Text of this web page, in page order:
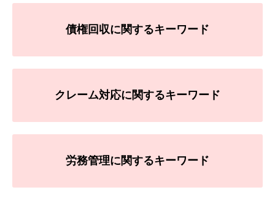
債権回収に関するキーワード
クレーム対応に関するキーワード
労務管理に関するキーワード